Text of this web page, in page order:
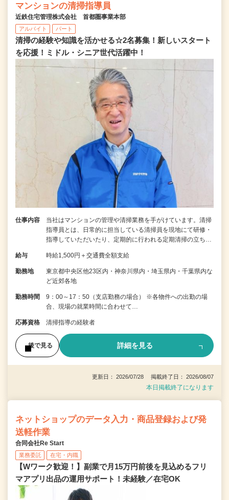
マンションの清掃指導員
近鉄住宅管理株式会社 首都圏事業本部
アルバイト パート
清掃の経験や知識を活かせる☆2名募集！新しいスタート
を応援！ミドル・シニア世代活躍中！
仕事内容
当社はマンションの管理や清掃業務を手がけています。清掃
指導員とは、日常的に担当している清掃員を現地にて研修・
指導していただいたり、定期的に行われる定期清掃の立ち…
給与 時給1,500円＋交通費全額支給
勤務地
東京都中央区他23区内・神奈川県内・埼玉県内・千葉県内な
ど近郊各地
勤務時間
9：00～17：50（支店勤務の場合） ※各物件への出勤の場
合、現場の就業時間に合わせて…
応募資格 清掃指導の経験者
後で見る 詳細を見る
更新日： 2026/07/28 掲載終了日： 2026/08/07
本日掲載終了になります
ネットショップのデータ入力・商品登録および発
送軽作業
合同会社Re Start
業務委託 在宅・内職
【Wワーク歓迎！】副業で月15万円前後を見込めるフリ
マアプリ出品の運用サポート！未経験／在宅OK